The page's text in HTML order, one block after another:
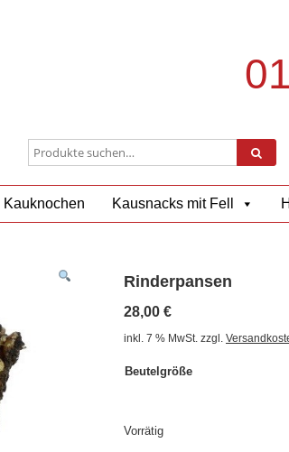
Kauknochen Kausnacks mit Fell
Rinderpansen
28,00 €
inkl. 7 % MwSt. zzgl.
Beutelgröße
Vorrätig